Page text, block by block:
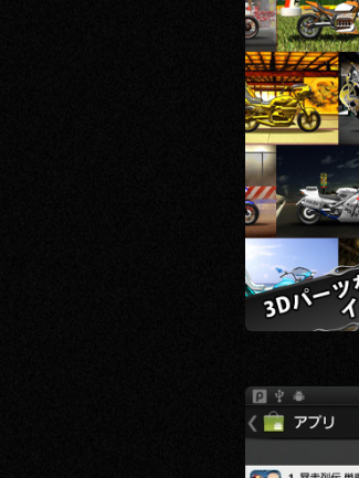
SERVICES
GROUP
RECRUIT
CONTACT